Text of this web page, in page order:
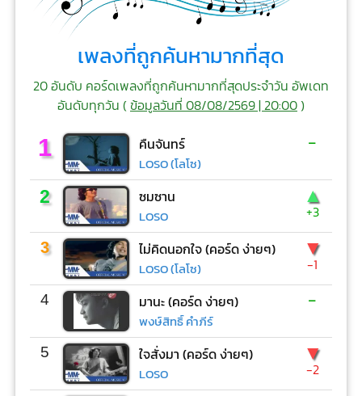
เพลงที่ถูกค้นหามากที่สุด
20 อันดับ คอร์ดเพลงที่ถูกค้นหามากที่สุดประจำวัน อัพเดท
อันดับทุกวัน (ข้อมูลวันที่ 08/08/2569 | 20:00)
1 คืนจันทร์
LOSO (โลโซ)
-
2 ซมซาน
LOSO
▲
+3
3 ไม่คิดนอกใจ (คอร์ด ง่ายๆ)
LOSO (โลโซ)
▼
-1
4 มานะ (คอร์ด ง่ายๆ)
พงษ์สิทธิ์ คำภีร์
-
5 ใจสั่งมา (คอร์ด ง่ายๆ)
LOSO
▼
-2